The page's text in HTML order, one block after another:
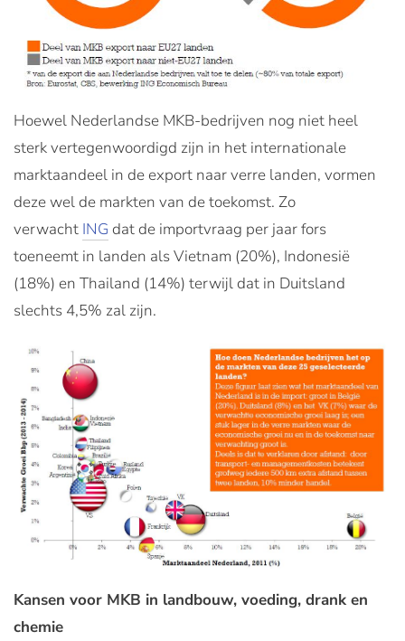
Hoewel Nederlandse MKB-bedrijven nog niet heel
sterk vertegenwoordigd zijn in het internationale
marktaandeel in de export naar verre landen, vormen
deze wel de markten van de toekomst. Zo
verwacht ING dat de importvraag per jaar fors
toeneemt in landen als Vietnam (20%), Indonesië
(18%) en Thailand (14%) terwijl dat in Duitsland
slechts 4,5% zal zijn.
Kansen voor MKB in landbouw, voeding, drank en
chemie